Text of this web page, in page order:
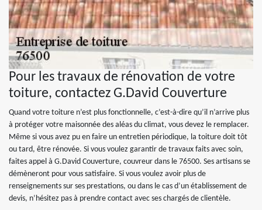
Pour les travaux de rénovation de votre
toiture, contactez G.David Couverture
Quand votre toiture n’est plus fonctionnelle, c’est-à-dire qu’il n’arrive plus
à protéger votre maisonnée des aléas du climat, vous devez le remplacer.
Même si vous avez pu en faire un entretien périodique, la toiture doit tôt
ou tard, être rénovée. Si vous voulez garantir de travaux faits avec soin,
faites appel à G.David Couverture, couvreur dans le 76500. Ses artisans se
démèneront pour vous satisfaire. Si vous voulez avoir plus de
renseignements sur ses prestations, ou dans le cas d’un établissement de
devis, n’hésitez pas à prendre contact avec ses chargés de clientèle.